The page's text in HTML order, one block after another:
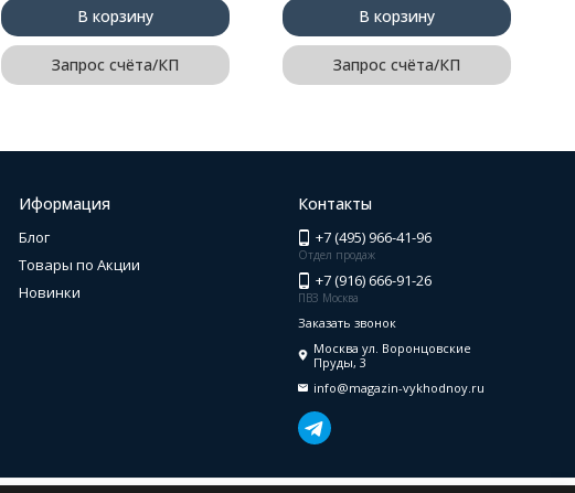
В корзину
Запрос счёта/КП
В корзину
Запрос счёта/КП
Иформация
Блог
Товары по Акции
Новинки
Контакты
+7 (495) 966-41-96
Отдел продаж
+7 (916) 666-91-26
ПВЗ Москва
Заказать звонок
Москва ул. Воронцовские
Пруды, 3
info@magazin-vykhodnoy.ru